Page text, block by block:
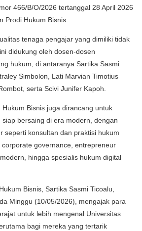
466/B/O/2026 tertanggal 28 April 2026
Prodi Hukum Bisnis.
tenaga pengajar yang dimiliki tidak
didukung oleh dosen-dosen
hukum, di antaranya Sartika Sasmi
Simbolon, Lati Marvian Timotius
serta Scivi Junifer Kapoh.
Hukum Bisnis juga dirancang untuk
bersaing di era modern, dengan
seperti konsultan dan praktisi hukum
governance, entrepreneur
hingga spesialis hukum digital
Bisnis, Sartika Sasmi Ticoalu,
Minggu (10/05/2026), mengajak para
untuk lebih mengenal Universitas
bagi mereka yang tertarik